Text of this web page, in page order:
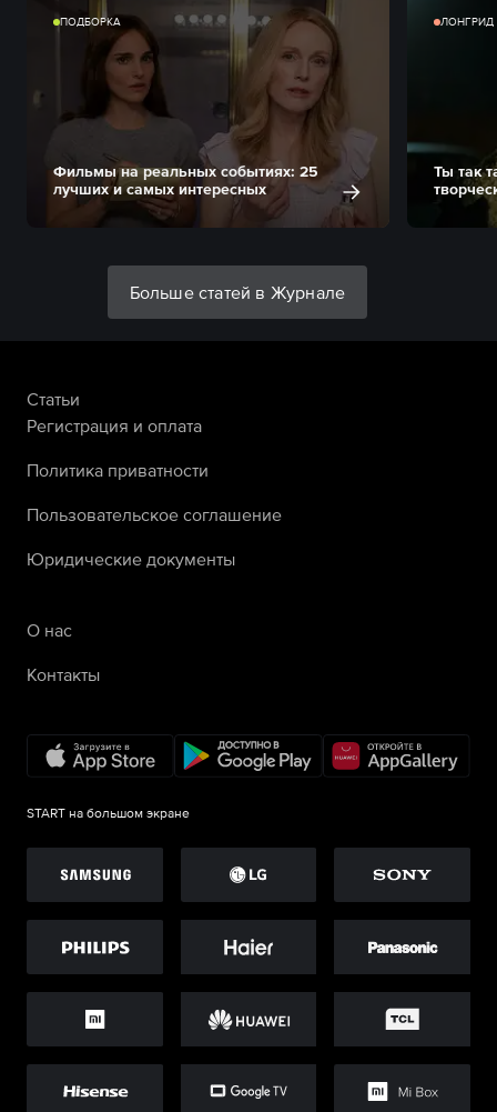
ПОДБОРКА
Фильмы на реальных событиях: 25
лучших и самых интересных
ЛОНГРИД
Ты так
Больше статей в Журнале
Статьи
Регистрация и оплата
Политика приватности
Пользовательское соглашение
Юридические документы
О нас
Контакты
START на большом экране